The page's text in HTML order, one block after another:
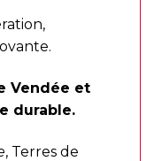
Vendée et
durable.
, Terres de